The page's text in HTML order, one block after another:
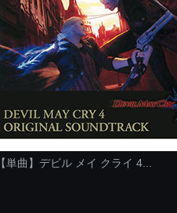
【単曲】デビル メイ クライ 4...